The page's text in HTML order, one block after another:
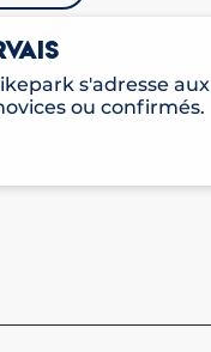
s'adresse aux
ou confirmés.